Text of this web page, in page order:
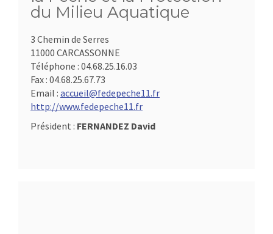
du Milieu Aquatique
3 Chemin de Serres
11000 CARCASSONNE
Téléphone : 04.68.25.16.03
Fax : 04.68.25.67.73
Email : accueil@fedepeche11.fr
http://www.fedepeche11.fr
Président : FERNANDEZ David